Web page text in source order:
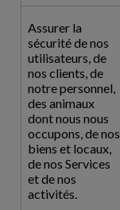
Assurer la
sécurité de nos
utilisateurs, de
nos clients, de
notre personnel,
des animaux
dont nous nous
occupons, de nos
biens et locaux,
de nos Services
et de nos
activités.